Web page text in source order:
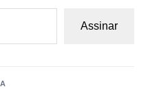
Assinar